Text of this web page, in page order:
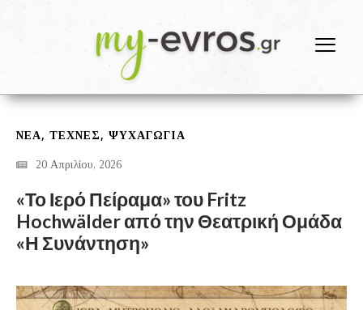
ΝΕΑ, ΤΕΧΝΕΣ , ΨΥΧΑΓΩΓΙΑ
20 Απριλίου, 2026
«Το Ιερό Πείραμα» του Fritz
Hochwälder από την Θεατρική Ομάδα
«Η Συνάντηση»